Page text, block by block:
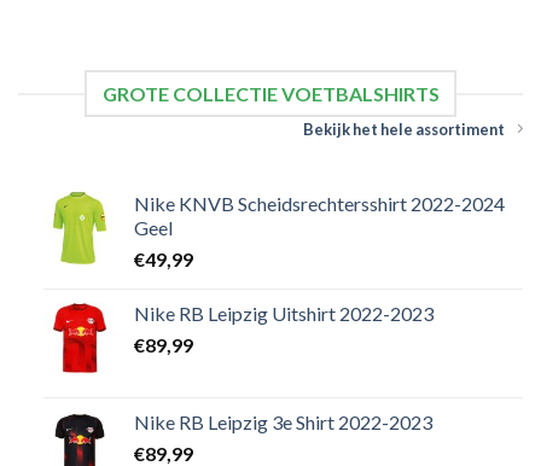
GROTE COLLECTIE VOETBALSHIRTS
Bekijk het hele assortiment
Nike KNVB Scheidsrechtersshirt 2022-2024
Geel
€49,99
Nike RB Leipzig Uitshirt 2022-2023
€89,99
Nike RB Leipzig 3e Shirt 2022-2023
€89,99